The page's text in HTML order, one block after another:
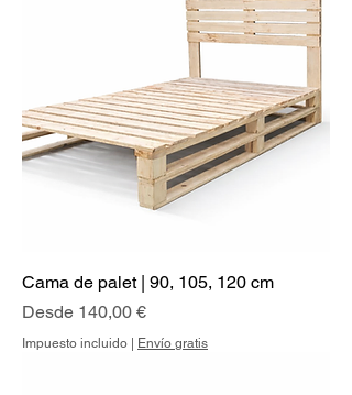
Cama de palet | 90, 105, 120 cm
Desde 140,00 €
Precio de oferta
Impuesto incluido Envío gratis